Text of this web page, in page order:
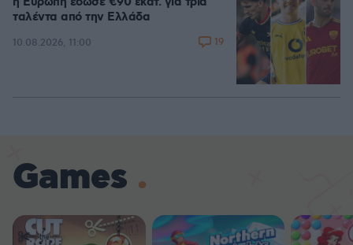
ταλέντα από την Ελλάδα
10.08.2026, 11:00 19
Games